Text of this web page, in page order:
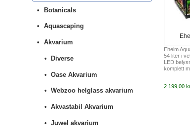
Eheim
54 liter i
LED
komplett
Eheim
2 199,00
Botanicals
Aquascaping
Akvarium
Diverse
Oase Akvarium
Webzoo helglass akvarium
Akvastabil Akvarium
Juwel akvarium